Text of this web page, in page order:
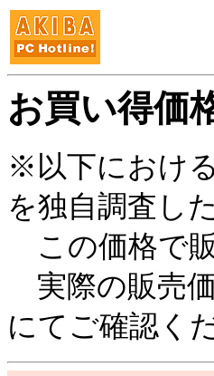
お買い得価
※以下におけ
を独自調査し
この価格で
実際の販売
にてご確認く